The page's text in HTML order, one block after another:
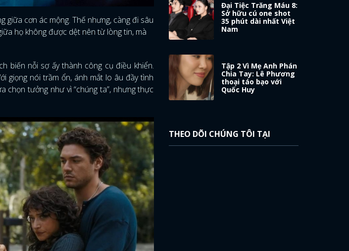
giữa cơn ác mộng. Thế nhưng, càng đi sâu
họ không được dệt nên từ lòng tin, mà
biến nỗi sợ ấy thành công cụ điều khiển.
giọng nói trầm ổn, ánh mắt lo âu đầy tình
tưởng như vì “chúng ta”, nhưng thực
Đại Tiệc Trăng Máu 8:
Sở hữu cú one shot
35 phút dài nhất Việt
Nam
Tập 2 Vì Mẹ Anh Phán
Chia Tay: Lê Phương
thoại táo bạo với
Quốc Huy
THEO DÕI CHÚNG TÔI TẠI